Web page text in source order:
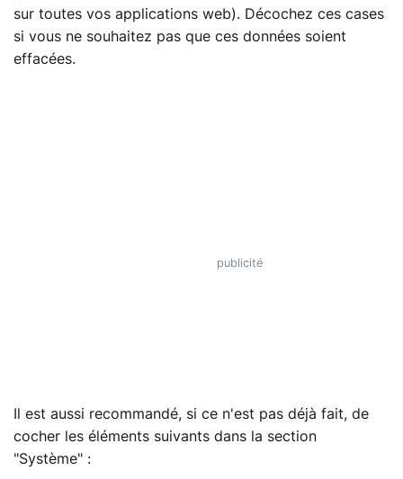
sur toutes vos applications web). Décochez ces cases
si vous ne souhaitez pas que ces données soient
effacées.
Il est aussi recommandé, si ce n'est pas déjà fait, de
cocher les éléments suivants dans la section
"Système" :